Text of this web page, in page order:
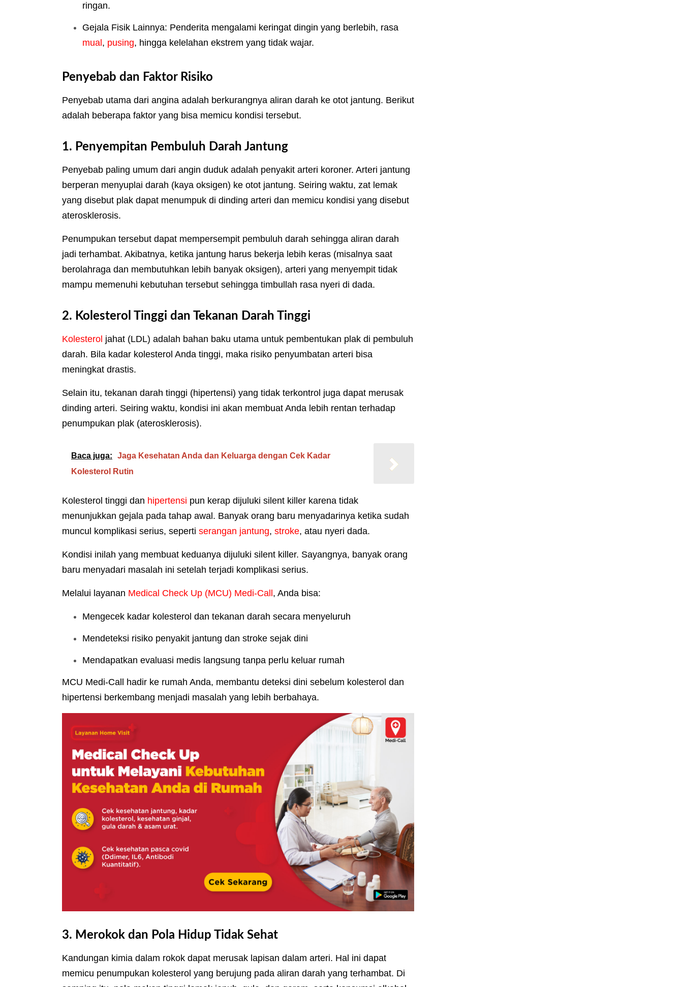
ringan.
Gejala Fisik Lainnya: Penderita mengalami keringat dingin yang berlebih, rasa
mual , pusing, hingga kelelahan ekstrem yang tidak wajar.
Penyebab dan Faktor Risiko
Penyebab utama dari angina adalah berkurangnya aliran darah ke otot jantung. Berikut
adalah beberapa faktor yang bisa memicu kondisi tersebut.
1. Penyempitan Pembuluh Darah Jantung
Penyebab paling umum dari angin duduk adalah penyakit arteri koroner. Arteri jantung
berperan menyuplai darah (kaya oksigen) ke otot jantung. Seiring waktu, zat lemak
yang disebut plak dapat menumpuk di dinding arteri dan memicu kondisi yang disebut
aterosklerosis.
Penumpukan tersebut dapat mempersempit pembuluh darah sehingga aliran darah
jadi terhambat. Akibatnya, ketika jantung harus bekerja lebih keras (misalnya saat
berolahraga dan membutuhkan lebih banyak oksigen), arteri yang menyempit tidak
mampu memenuhi kebutuhan tersebut sehingga timbullah rasa nyeri di dada.
2. Kolesterol Tinggi dan Tekanan Darah Tinggi
Kolesterol jahat (LDL) adalah bahan baku utama untuk pembentukan plak di pembuluh
darah. Bila kadar kolesterol Anda tinggi, maka risiko penyumbatan arteri bisa
meningkat drastis.
Selain itu, tekanan darah tinggi (hipertensi) yang tidak terkontrol juga dapat merusak
dinding arteri. Seiring waktu, kondisi ini akan membuat Anda lebih rentan terhadap
penumpukan plak (aterosklerosis).
Baca juga:
Jaga Kesehatan Anda dan Keluarga dengan Cek Kadar
Kolesterol Rutin
Kolesterol tinggi dan hipertensi pun kerap dijuluki silent killer karena tidak
menunjukkan gejala pada tahap awal. Banyak orang baru menyadarinya ketika sudah
muncul komplikasi serius, seperti serangan jantung, stroke, atau nyeri dada.
Kondisi inilah yang membuat keduanya dijuluki silent killer. Sayangnya, banyak orang
baru menyadari masalah ini setelah terjadi komplikasi serius.
Melalui layanan Medical Check Up (MCU) Medi-Call , Anda bisa:
Mengecek kadar kolesterol dan tekanan darah secara menyeluruh
Mendeteksi risiko penyakit jantung dan stroke sejak dini
Mendapatkan evaluasi medis langsung tanpa perlu keluar rumah
MCU Medi-Call hadir ke rumah Anda, membantu deteksi dini sebelum kolesterol dan
hipertensi berkembang menjadi masalah yang lebih berbahaya.
3. Merokok dan Pola Hidup Tidak Sehat
Kandungan kimia dalam rokok dapat merusak lapisan dalam arteri. Hal ini dapat
memicu penumpukan kolesterol yang berujung pada aliran darah yang terhambat. Di